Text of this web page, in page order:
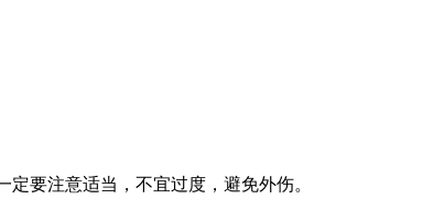
要注意适当，不宜过度，避免外伤。